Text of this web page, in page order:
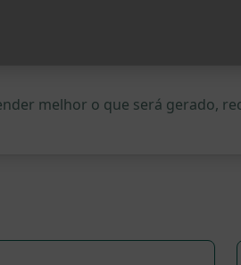
melhor o que será gerado,